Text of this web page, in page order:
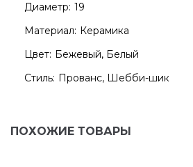
Диаметр: 19
Материал: Керамика
Цвет: Бежевый, Белый
Стиль: Прованс, Шебби-шик
ПОХОЖИЕ ТОВАРЫ